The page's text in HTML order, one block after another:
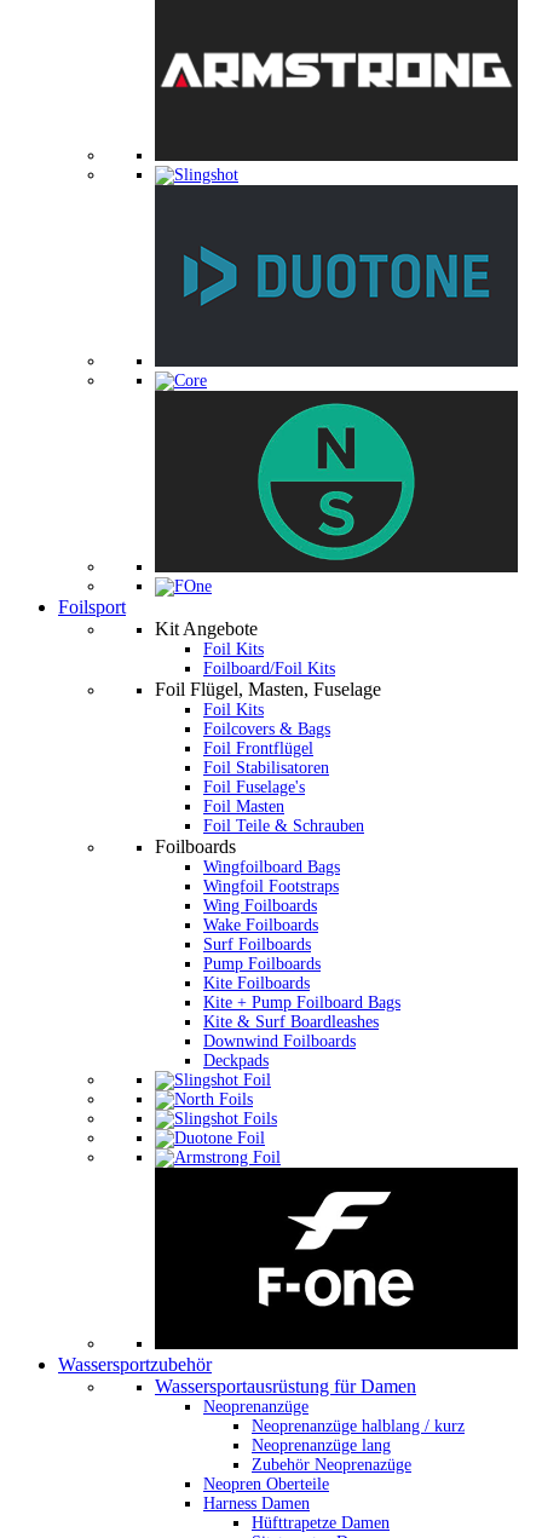
Foilsport
Kit Angebote
Foil Kits
Foilboard/Foil Kits
Foil Flügel, Masten, Fuselage
Foil Kits
Foilcovers & Bags
Foil Frontflügel
Foil Stabilisatoren
Foil Fuselage's
Foil Masten
Foil Teile & Schrauben
Foilboards
Wingfoilboard Bags
Wingfoil Footstraps
Wing Foilboards
Wake Foilboards
Surf Foilboards
Pump Foilboards
Kite Foilboards
Kite + Pump Foilboard Bags
Kite & Surf Boardleashes
Downwind Foilboards
Deckpads
Wassersportzubehör
Wassersportausrüstung für Damen
Neoprenanzüge
Neoprenanzüge halblang / kurz
Neoprenanzüge lang
Zubehör Neoprenazüge
Neopren Oberteile
Harness Damen
Hüfttrapetze Damen